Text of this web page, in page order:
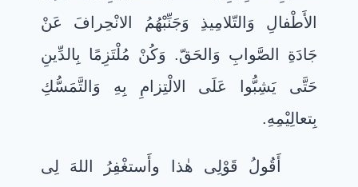
الأَطْفالِ وَالتّلامِيذِ وَجَنِّبْهُمُ الانْحِرافَ عَنْ
جَادَةِ الصَّوابِ وَالحَقّ. وَكُنْ مُلْتَزِمًا بِالدِّينِ
حَتَّى يَشِبُّوا عَلَى الالْتِزامِ بِهِ وَالتَّمَسُّكِ
بِتعالِيْمِهِ.
أَقُولُ قَوْلِى هٰذا وأَستغْفِرُ اللهَ لِى